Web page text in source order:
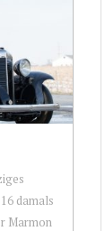
damals
Marmon